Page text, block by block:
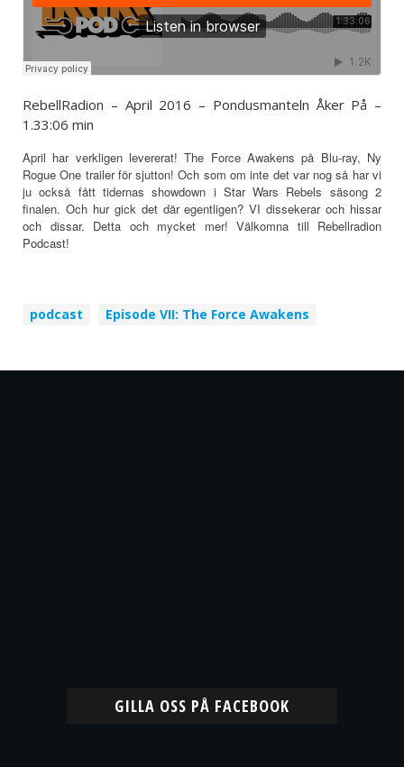
RebellRadion – April 2016 – Pondusmanteln Åker På –
1.33:06 min
April har verkligen levererat! The Force Awakens på Blu-ray, Ny
Rogue One trailer för sjutton! Och som om inte det var nog så har vi
ju också fått tidernas showdown i Star Wars Rebels säsong 2
finalen. Och hur gick det där egentligen? VI dissekerar och hissar
och dissar. Detta och mycket mer! Välkomna till Rebellradion
Podcast!
podcast Episode VII: The Force Awakens
GILLA OSS PÅ FACEBOOK